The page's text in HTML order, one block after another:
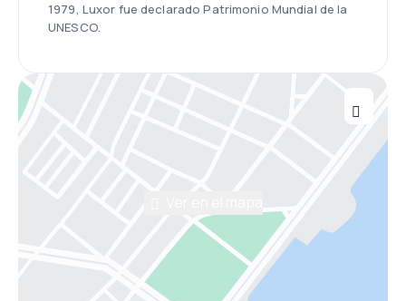
1979, Luxor fue declarado Patrimonio Mundial de la
UNESCO.